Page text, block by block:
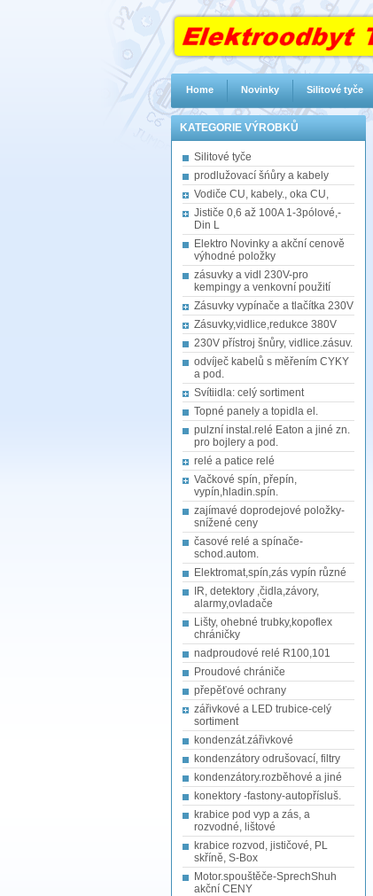
KATEGORIE VÝROBKŮ
Silitové tyče
prodlužovací šńůry a kabely
Vodiče CU, kabely., oka CU,
Jističe 0,6 až 100A 1-3pólové,-
Din L
Elektro Novinky a akční cenově
výhodné položky
zásuvky a vidl 230V-pro
kempingy a venkovní použití
Zásuvky vypínače a tlačítka 230V
Zásuvky,vidlice,redukce 380V
230V přístroj šnůry, vidlice.zásuv.
odvíječ kabelů s měřením CYKY
a pod.
Svítiidla: celý sortiment
Topné panely a topidla el.
pulzní instal.relé Eaton a jiné zn.
pro bojlery a pod.
relé a patice relé
Vačkové spín, přepín,
vypín,hladin.spín.
zajímavé doprodejové položky-
snížené ceny
časové relé a spínače-
schod.autom.
Elektromat,spín,zás vypín různé
IR, detektory ,čidla,závory,
alarmy,ovladače
Lišty, ohebné trubky,kopoflex
chráničky
nadproudové relé R100,101
Proudové chrániče
přepěťové ochrany
zářivkové a LED trubice-celý
sortiment
kondenzát.zářivkové
kondenzátory odrušovací, filtry
kondenzátory.rozběhové a jiné
konektory -fastony-autopřísluš.
krabice pod vyp a zás, a
rozvodné, lištové
krabice rozvod, jističové, PL
skříně, S-Box
Motor.spouštěče-SprechShuh
akční CENY
Home Novinky Silitové tyče